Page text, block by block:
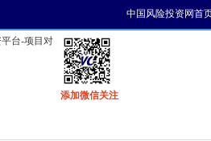
中国风险投资网首
添加微信关注